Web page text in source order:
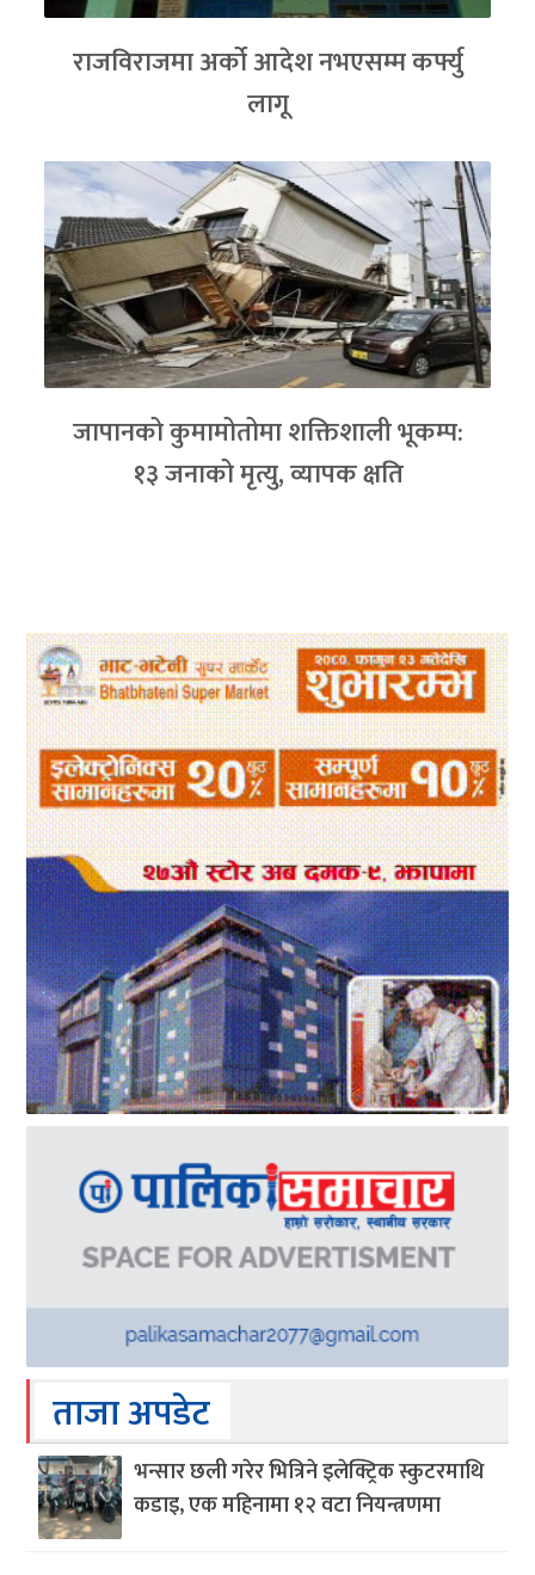
राजविराजमा अर्को आदेश नभएसम्म कर्फ्यु
लागू
जापानको कुमामोतोमा शक्तिशाली भूकम्प:
१३ जनाको मृत्यु, व्यापक क्षति
ताजा अपडेट
भन्सार छली गरेर भित्रिने इलेक्ट्रिक स्कुटरमाथि
कडाइ, एक महिनामा १२ वटा नियन्त्रणमा